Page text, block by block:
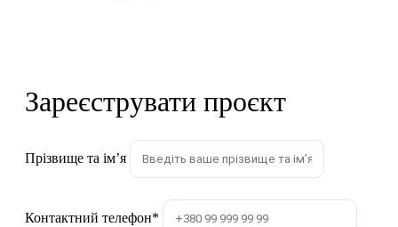
Зареєструвати проєкт
Прізвище та імʼя
Контактний телефон*